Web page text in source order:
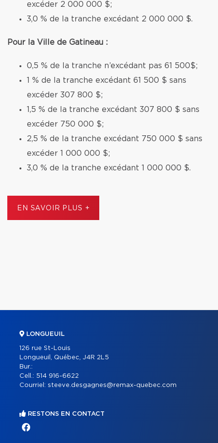
excéder 2 000 000 $;
3,0 % de la tranche excédant 2 000 000 $.
Pour la Ville de Gatineau :
0,5 % de la tranche n’excédant pas 61 500$;
1 % de la tranche excédant 61 500 $ sans
excéder 307 800 $;
1,5 % de la tranche excédant 307 800 $ sans
excéder 750 000 $;
2,5 % de la tranche excédant 750 000 $ sans
excéder 1 000 000 $;
3,0 % de la tranche excédant 1 000 000 $.
EN SAVOIR PLUS +
LONGUEUIL
126 rue St-Louis
Longueuil, Québec, J4R 2L5
Bur.:
Cell.: 514 916-6622
Courriel: steeve.desgagnes@remax-quebec.com
RESTONS EN CONTACT